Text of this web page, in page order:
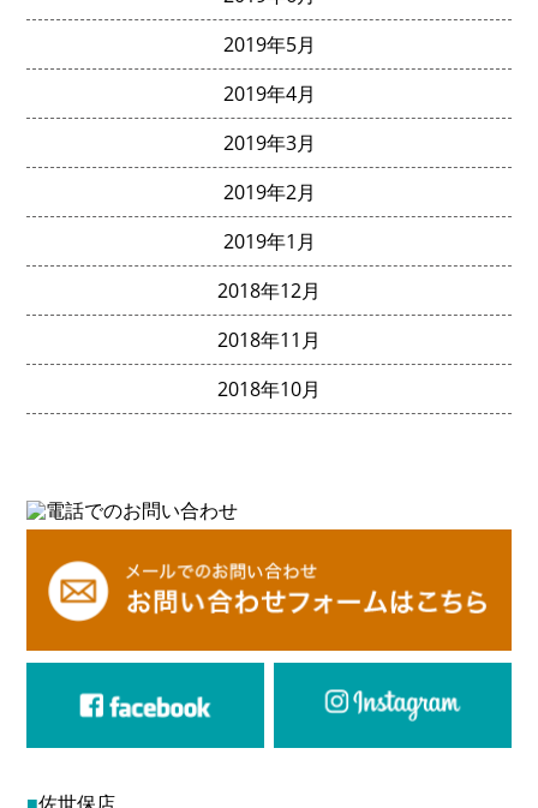
2019年5月
2019年4月
2019年3月
2019年2月
2019年1月
2018年12月
2018年11月
2018年10月